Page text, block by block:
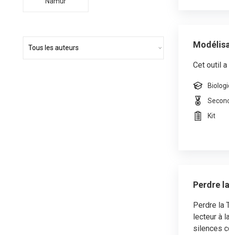
Cet outil
Kit
Perdre
Perdre la
lecteur à
silences